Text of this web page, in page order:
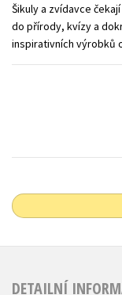
Šikuly a zvídavce
do přírody, kvízy a
inspirativních výrobků
DETAILNÍ